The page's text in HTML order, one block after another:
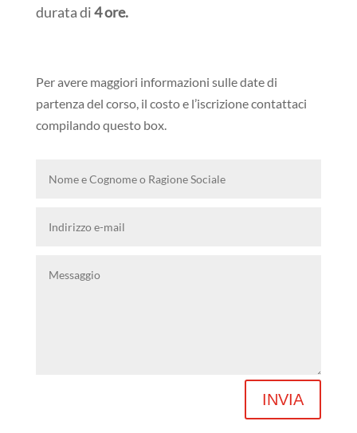
durata di4 ore.
Per avere maggiori informazioni sulle date di
partenza del corso, il costo e l’iscrizione contattaci
compilando questo box.
INVIA